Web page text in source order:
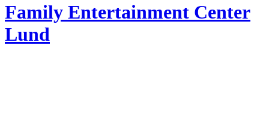
Family Entertainment Center
Lund